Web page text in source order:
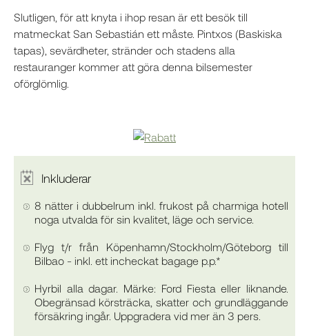
Slutligen, för att knyta i ihop resan är ett besök till
matmeckat San Sebastián ett måste. Pintxos (Baskiska
tapas), sevärdheter, stränder och stadens alla
restauranger kommer att göra denna bilsemester
oförglömlig.
Inkluderar
8 nätter i dubbelrum inkl. frukost på charmiga hotell
noga utvalda för sin kvalitet, läge och service.
Flyg t/r från Köpenhamn/Stockholm/Göteborg till
Bilbao - inkl. ett incheckat bagage p.p.*
Hyrbil alla dagar. Märke: Ford Fiesta eller liknande.
Obegränsad körsträcka, skatter och grundläggande
försäkring ingår. Uppgradera vid mer än 3 pers.